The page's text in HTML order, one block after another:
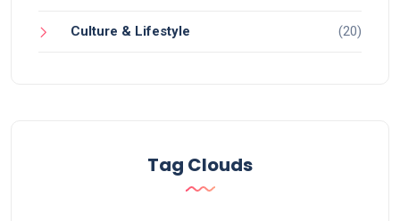
Culture & Lifestyle (20)
Tag Clouds